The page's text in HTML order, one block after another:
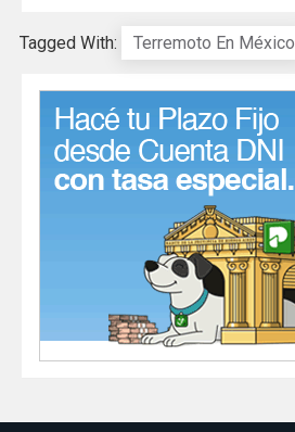
Tagged With: Terremoto En México